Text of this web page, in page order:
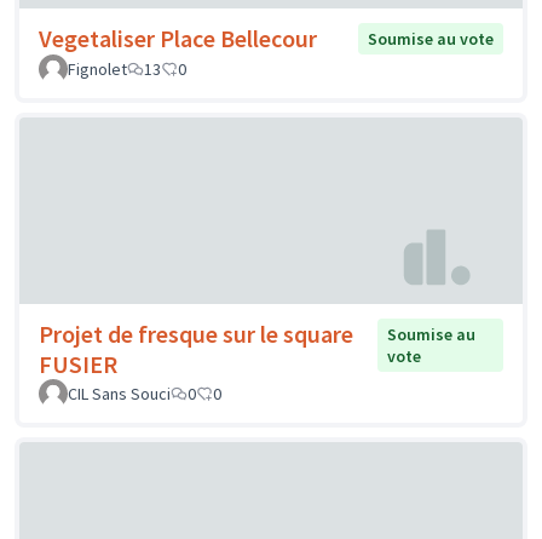
Vegetaliser Place Bellecour
Soumise au vote
Fignolet
13 0
Projet de fresque sur le square
FUSIER
Soumise au
vote
CIL Sans Souci
0 0